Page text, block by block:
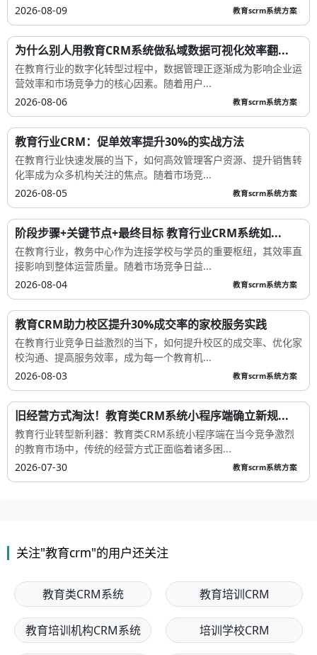
2026-08-09
教育scrm系统方案
为什么别人用教育CRM系统做私域数据可视化效率翻...
在教育行业的数字化转型过程中，数据管理正逐渐成为影响企业运
营效率和市场竞争力的核心因素。随着用户...
2026-08-06
教育scrm系统方案
教育行业CRM：促单效率提升30%的实战方法
在教育行业快速发展的当下，如何高效管理客户资源、提升销售转
化率成为众多机构关注的焦点。随着市场竞...
2026-08-05
教育scrm系统方案
阶段步骤+关键节点+最终目标 教育行业CRM系统如...
在教育行业，教务中心作为连接学校与学员的重要枢纽，其效率直
接影响到整体运营质量。随着市场竞争日益...
2026-08-04
教育scrm系统方案
教育CRM助力校区提升30%成交率的家校服务实践
在教育行业竞争日益激烈的当下，如何提升校区的成交率、优化家
校沟通、提高服务效率，成为每一个教育机...
2026-08-03
教育scrm系统方案
旧经营方式淘汰！教育类CRM系统小程序端确立新规...
教育行业转型新利器：教育类CRM系统小程序端在当今竞争激烈
的教育市场中，传统的经营方式正面临着诸多困...
2026-07-30
教育scrm系统方案
关注"教育crm"的用户还关注
教育类CRM系统 教育培训CRM
教育培训机构CRM系统 培训学校CRM